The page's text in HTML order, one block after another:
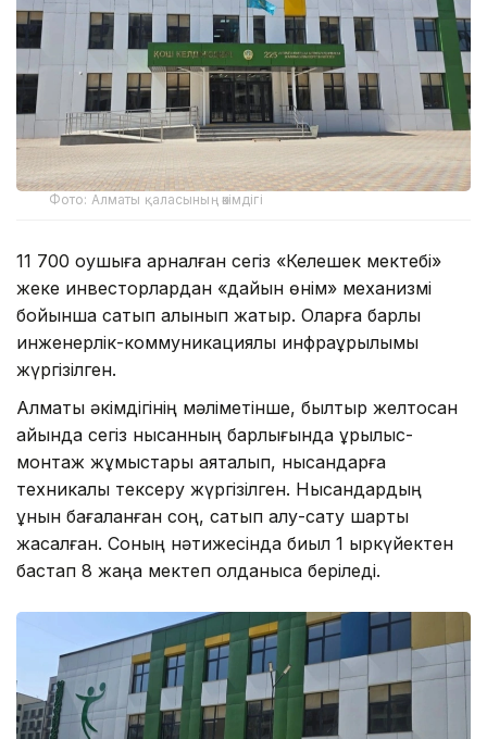
Фото: Алматы қаласының әкімдігі
11 700 оқушыға арналған сегіз «Келешек мектебі»
жеке инвесторлардан «дайын өнім» механизмі
бойынша сатып алынып жатыр. Оларға барлық
инженерлік-коммуникациялық инфрақұрылымы
жүргізілген.
Алматы әкімдігінің мәліметінше, былтыр желтоқсан
айында сегіз нысанның барлығында құрылыс-
монтаж жұмыстары аяқталып, нысандарға
техникалық тексеру жүргізілген. Нысандардың
құнын бағаланған соң, сатып алу-сату шарты
жасалған. Соның нәтижесінда биыл 1 қыркүйектен
бастап 8 жаңа мектеп қолданысқа беріледі.